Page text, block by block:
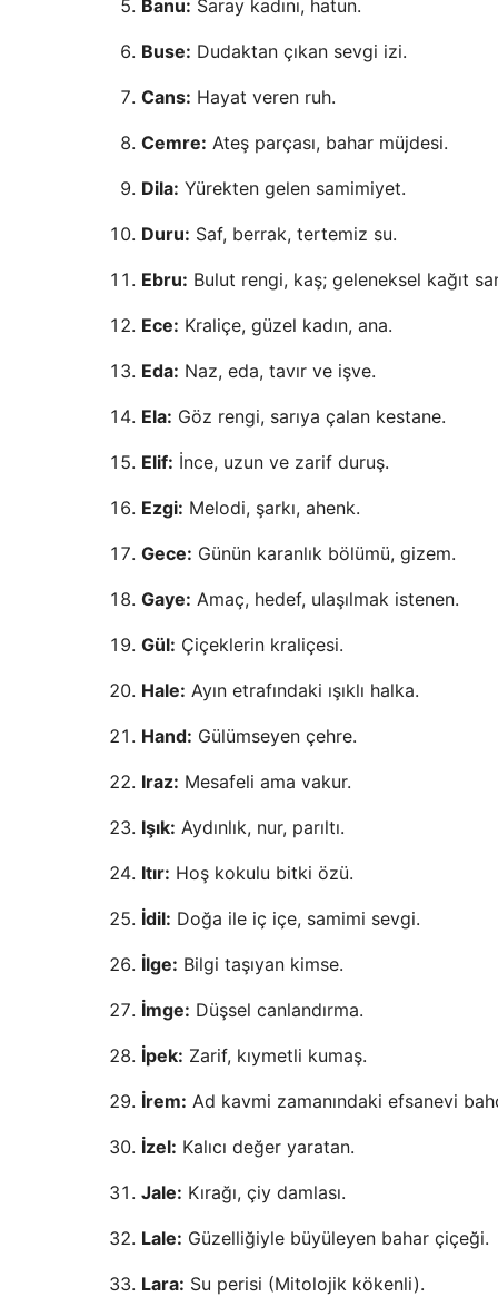
Banu: Saray kadını, hatun.
Buse: Dudaktan çıkan sevgi izi.
Cans: Hayat veren ruh.
Cemre: Ateş parçası, bahar müjdesi.
Dila: Yürekten gelen samimiyet.
Duru: Saf, berrak, tertemiz su.
Ebru: Bulut rengi, kaş; geleneksel kağıt
Ece: Kraliçe, güzel kadın, ana.
Eda: Naz, eda, tavır ve işve.
Ela: Göz rengi, sarıya çalan kestane.
Elif: İnce, uzun ve zarif duruş.
Ezgi: Melodi, şarkı, ahenk.
Gece: Günün karanlık bölümü, gizem.
Gaye: Amaç, hedef, ulaşılmak istenen.
Gül: Çiçeklerin kraliçesi.
Hale: Ayın etrafındaki ışıklı halka.
Hand: Gülümseyen çehre.
Iraz: Mesafeli ama vakur.
Işık: Aydınlık, nur, parıltı.
Itır: Hoş kokulu bitki özü.
İdil: Doğa ile iç içe, samimi sevgi.
İlge: Bilgi taşıyan kimse.
İmge: Düşsel canlandırma.
İpek: Zarif, kıymetli kumaş.
İrem: Ad kavmi zamanındaki efsanevi
İzel: Kalıcı değer yaratan.
Jale: Kırağı, çiy damlası.
Lale: Güzelliğiyle büyüleyen bahar çiçeği.
Lara: Su perisi (Mitolojik kökenli).